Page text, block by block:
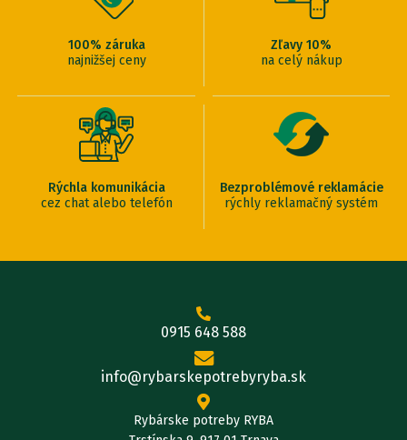
100% záruka
najnižšej ceny
Zľavy 10%
na celý nákup
Rýchla komunikácia
cez chat alebo telefón
Bezproblémové reklamácie
rýchly reklamačný systém
0915 648 588
info@rybarskepotrebyryba.sk
Rybárske potreby RYBA